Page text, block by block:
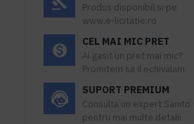
Produs disponibil si pe
www.e-licitatie.ro
CEL MAI MIC PRET
Ai gasit un pret mai mic?
Promitem sa il echivalam.
SUPORT PREMIUM
Consulta un expert Sanito
pentru mai multe detalii